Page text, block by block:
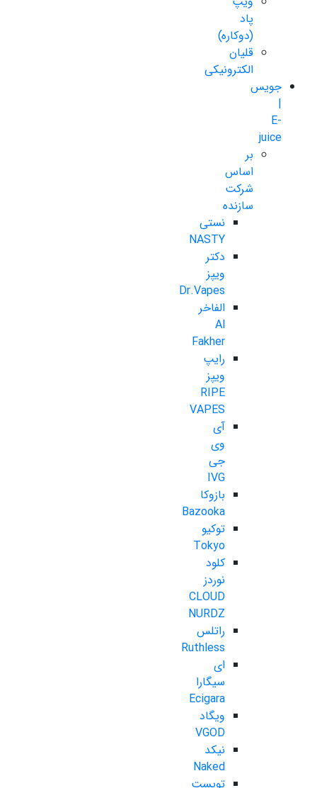
پاد
(دوکاره)
قلیان
الکترونیکی
جویس
|
E-
juice
بر
اساس
شرکت
سازنده
نستی
NASTY
دکتر
ویپز
Dr.Vapes
الفاخر
Al
Fakher
رایپ
ویپز
RIPE
VAPES
آی
وی
جی
IVG
بازوکا
Bazooka
توکیو
Tokyo
کلود
نوردز
CLOUD
NURDZ
راتلس
Ruthless
ای
سیگارا
Ecigara
ویگاد
VGOD
نیکد
Naked
تویست